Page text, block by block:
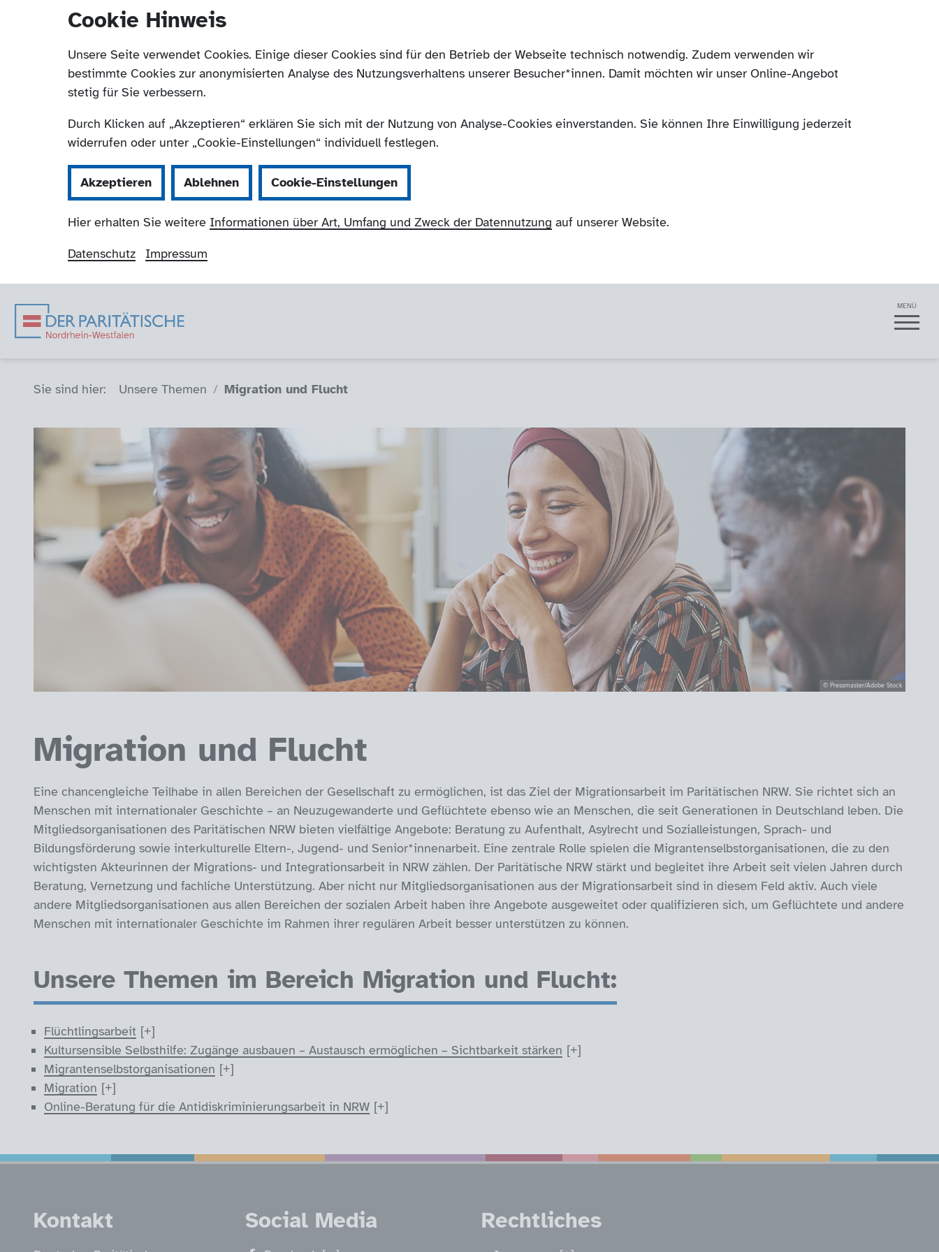
Cookie Hinweis
Unsere Seite verwendet Cookies. Einige dieser Cookies sind für den Betrieb der Webseite technisch notwendig. Zudem verwenden wir
bestimmte Cookies zur anonymisierten Analyse des Nutzungsverhaltens unserer Besucher*innen. Damit möchten wir unser Online-Angebot
stetig für Sie verbessern.
Durch Klicken auf „Akzeptieren“ erklären Sie sich mit der Nutzung von Analyse-Cookies einverstanden. Sie können Ihre Einwilligung jederzeit
widerrufen oder unter „Cookie-Einstellungen“ individuell festlegen.
Akzeptieren Ablehnen Cookie-Einstellungen
Hier erhalten Sie weitere Informationen über Art, Umfang und Zweck der Datennutzung auf unserer Website.
Datenschutz Impressum
Der Paritätische NRW
Navigation MENÜ
Sie sind hier: Unsere Themen Migration und Flucht
© Pressmaster/Adobe Stock
Migration und Flucht
Eine chancengleiche Teilhabe in allen Bereichen der Gesellschaft zu ermöglichen, ist das Ziel der Migrationsarbeit im Paritätischen NRW. Sie richtet sich an
Menschen mit internationaler Geschichte – an Neuzugewanderte und Geflüchtete ebenso wie an Menschen, die seit Generationen in Deutschland leben. Die
Mitgliedsorganisationen des Paritätischen NRW bieten vielfältige Angebote: Beratung zu Aufenthalt, Asylrecht und Sozialleistungen, Sprach- und
Bildungsförderung sowie interkulturelle Eltern-, Jugend- und Senior*innenarbeit. Eine zentrale Rolle spielen die Migrantenselbstorganisationen, die zu den
wichtigsten Akteurinnen der Migrations- und Integrationsarbeit in NRW zählen. Der Paritätische NRW stärkt und begleitet ihre Arbeit seit vielen Jahren durch
Beratung, Vernetzung und fachliche Unterstützung. Aber nicht nur Mitgliedsorganisationen aus der Migrationsarbeit sind in diesem Feld aktiv. Auch viele
andere Mitgliedsorganisationen aus allen Bereichen der sozialen Arbeit haben ihre Angebote ausgeweitet oder qualifizieren sich, um Geflüchtete und andere
Menschen mit internationaler Geschichte im Rahmen ihrer regulären Arbeit besser unterstützen zu können.
Unsere Themen im Bereich Migration und Flucht:
Flüchtlingsarbeit
Kultursensible Selbsthilfe: Zugänge ausbauen – Austausch ermöglichen – Sichtbarkeit stärken
Migrantenselbstorganisationen
Migration
Online-Beratung für die Antidiskriminierungsarbeit in NRW
Service Informationen
Kontakt Social Media Rechtliches